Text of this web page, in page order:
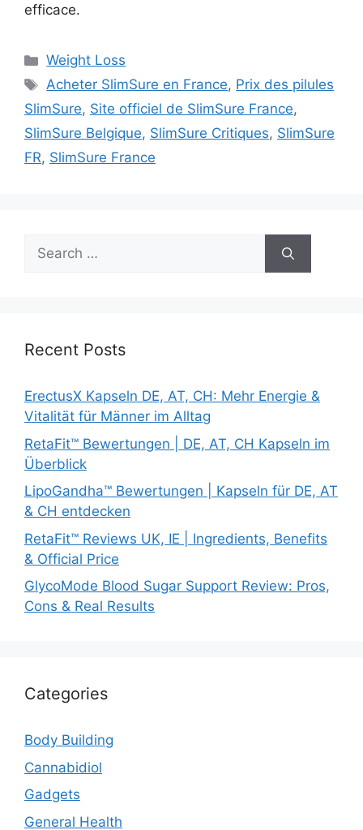
efficace.
Categories
Weight Loss
Tags
Acheter SlimSure en France, Prix des pilules
SlimSure, Site officiel de SlimSure France,
SlimSure Belgique, SlimSure Critiques, SlimSure
FR, SlimSure France
Search
for:
Recent Posts
ErectusX Kapseln DE, AT, CH: Mehr Energie &
Vitalität für Männer im Alltag
RetaFit™ Bewertungen | DE, AT, CH Kapseln im
Überblick
LipoGandha™ Bewertungen | Kapseln für DE, AT
& CH entdecken
RetaFit™ Reviews UK, IE | Ingredients, Benefits
& Official Price
GlycoMode Blood Sugar Support Review: Pros,
Cons & Real Results
Categories
Body Building
Cannabidiol
Gadgets
General Health